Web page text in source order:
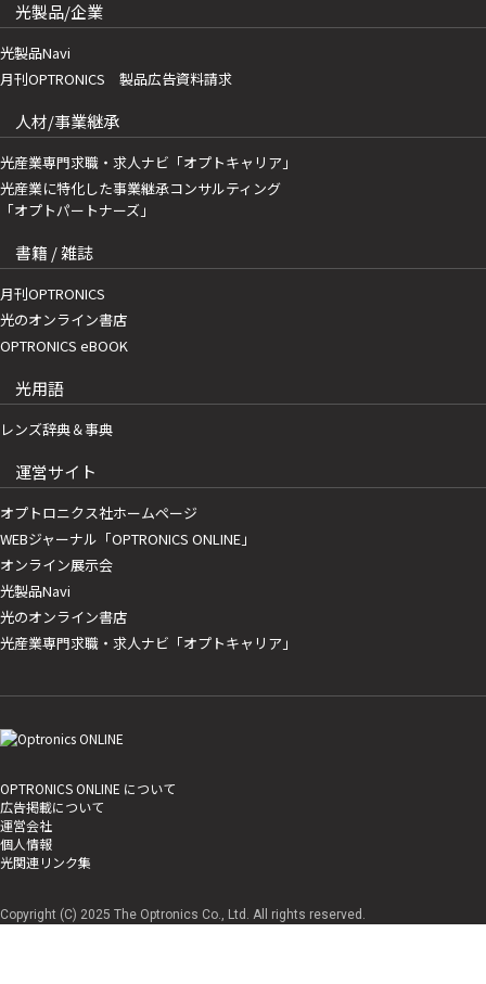
光製品/企業
光製品Navi
月刊OPTRONICS 製品広告資料請求
人材/事業継承
光産業専門求職・求人ナビ「オプトキャリア」
光産業に特化した事業継承コンサルティング
「オプトパートナーズ」
書籍 / 雑誌
月刊OPTRONICS
光のオンライン書店
OPTRONICS eBOOK
光用語
レンズ辞典＆事典
運営サイト
オプトロニクス社ホームページ
WEBジャーナル「OPTRONICS ONLINE」
オンライン展示会
光製品Navi
光のオンライン書店
光産業専門求職・求人ナビ「オプトキャリア」
OPTRONICS ONLINE について
広告掲載について
運営会社
個人情報
光関連リンク集
Copyright (C) 2025 The Optronics Co., Ltd. All rights reserved.